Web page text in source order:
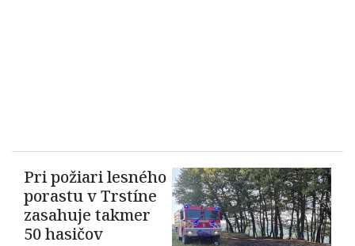
Pri požiari lesného
porastu v Trstíne
zasahuje takmer
50 hasičov